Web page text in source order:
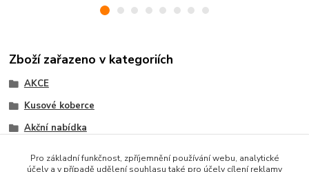
Zboží zařazeno v kategoriích
AKCE
Kusové koberce
Akční nabídka
Pro základní funkčnost, zpříjemnění používání webu, analytické
účely a v případě udělení souhlasu také pro účely cílení reklamy